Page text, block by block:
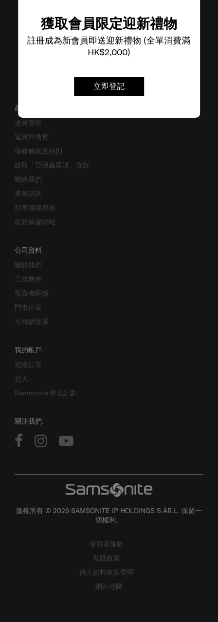
獲取會員限定迎新禮物
註冊成為新會員即送迎新禮物 (全單消費滿
HK$2,000)
立即登記
產品支援/常見問題
送貨安排
退貨與換貨
保修條款及細則
賺取「亞洲萬里通」條款
聯絡我們
業務諮詢
行李箱搜尋器
提防偽冒網站
公司資料
關於我們
工作機會
投資者關係
門市位置
可持續發展
我的帳戶
追蹤訂單
登入
Samsonite 會員計劃
關注我們:
版權所有 © 2026 SAMSONITE IP HOLDINGS S.ÀR.L. 保留一
切權利。
使用者條款
私隱政策
個人資料收集聲明
網站地圖